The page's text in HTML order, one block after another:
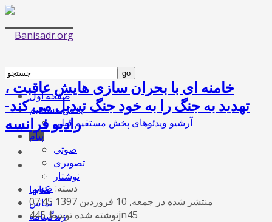
صفحه اول
پخش مستقیم
آرشیو ویدئوهای پخش مستقیم قبلی
پیام
صوتی
تصویری
نوشتار
کتابها
تماس
زندگینامه
خامنه ای با بحران سازی هایش عاقبت ،
تهدید به جنگ را به خود جنگ تبدیل می کند-
رادیو فرانسه
دسته: صوتی
منتشر شده در جمعه, 10 فروردين 1397 07:45
نوشته شده توسط 445jn45